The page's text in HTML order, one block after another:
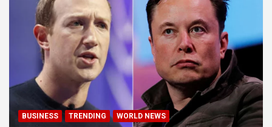
BUSINESS TRENDING WORLD NEWS